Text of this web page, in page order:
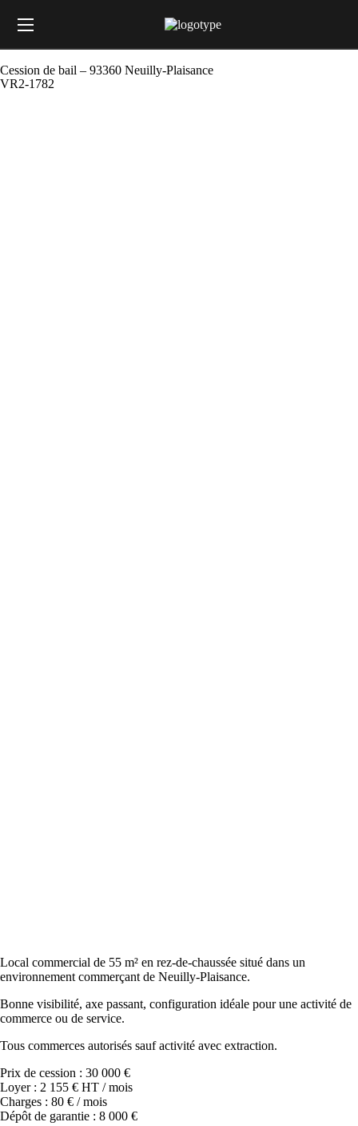
Cession de bail – 93360 Neuilly-Plaisance
VR2-1782
Local commercial de 55 m² en rez-de-chaussée situé dans un
environnement commerçant de Neuilly-Plaisance.
Bonne visibilité, axe passant, configuration idéale pour une activité de
commerce ou de service.
Tous commerces autorisés sauf activité avec extraction.
Prix de cession : 30 000 €
Loyer : 2 155 € HT / mois
Charges : 80 € / mois
Dépôt de garantie : 8 000 €